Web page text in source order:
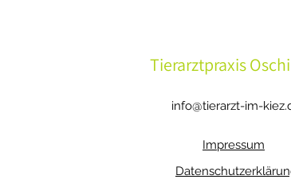
Tierarztpraxis
info@tierarzt-im-
Impressum